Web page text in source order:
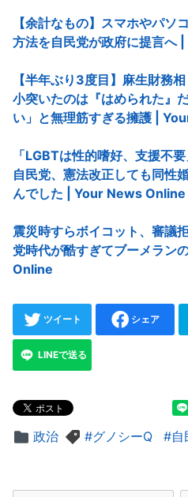
【余計なもの】スマホやパソ
方法を自民党が政府に提言へ
【半年ぶり3度目】麻生財務
小突いたのは『はめられた』
い」と無理筋すぎる擁護 |
「LGBTは性的嗜好、支援不
自民党、憲法改正しても同性
んでした | Your News Online
震災時すらボイコット、審議
党時代が酷すぎてブーメラン
Online
ツイート シェア
LINEで送る
政治 グノシーQ 自